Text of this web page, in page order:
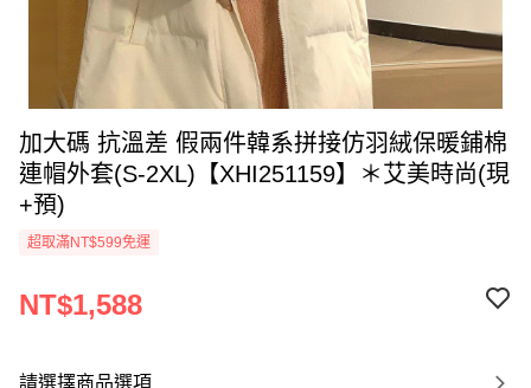
加大碼 抗溫差 假兩件韓系拼接仿羽絨保暖鋪棉
連帽外套(S-2XL)【XHI251159】＊艾美時尚(現
+預)
超取滿NT$599免運
NT$1,588
請選擇商品選項